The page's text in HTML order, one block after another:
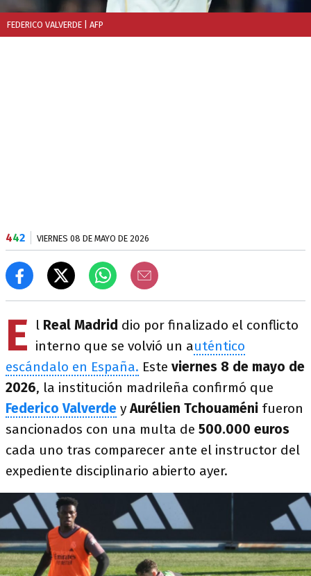
FEDERICO VALVERDE | AFP
442 VIERNES 08 DE MAYO DE 2026
E l Real Madrid dio por finalizado el conflicto
interno que se volvió un auténtico
escándalo en España. Este viernes 8 de mayo de
2026, la institución madrileña confirmó que
Federico Valverde yAurélien Tchouaméni fueron
sancionados con una multa de 500.000 euros
cada uno tras comparecer ante el instructor del
expediente disciplinario abierto ayer.